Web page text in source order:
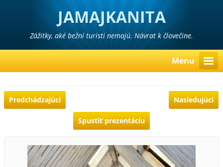
JAMAJKANITA
Zážitky, aké bežní turisti nemajú. Návrat k človečine.
Menu
Predchádzajúci Nasledujúci
Spustiť prezentáciu